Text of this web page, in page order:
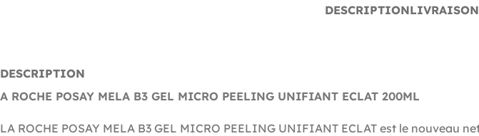
DESCRIPTIONLIVRAISON
DESCRIPTION
A ROCHE POSAY MELA B3 GEL MICRO PEELING UNIFIANT ECLAT 200ML
LA ROCHE POSAY MELA B3 GEL MICRO PEELING UNIFIANT ECLAT est le